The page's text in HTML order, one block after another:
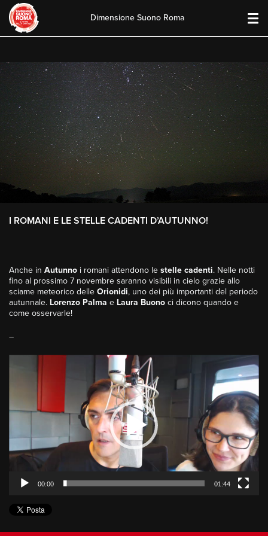
content
Dimensione Suono Roma
I ROMANI E LE STELLE CADENTI D’AUTUNNO!
Anche in Autunno i romani attendono le stelle cadenti. Nelle notti
fino al prossimo 7 novembre saranno visibili in cielo grazie allo
sciame meteorico delle Orionidi, uno dei più importanti del periodo
autunnale. Lorenzo Palma e Laura Buono ci dicono quando e
come osservarle!
–
00:00 01:44